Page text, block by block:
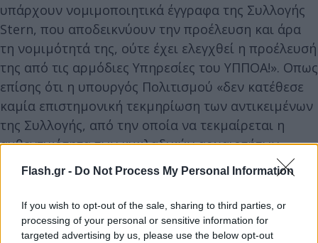
Flash.gr - Do Not Process My Personal Information
If you wish to opt-out of the sale, sharing to third parties, or
processing of your personal or sensitive information for
targeted advertising by us, please use the below opt-out
υπάρχουν νομιμοποιητικά έγγραφα της Συλλογής
Stern, που αποδεικνύουν την προέλευση και άρα
τη νομιμότητά της, ούτε έχει ελεγχθεί η προέλευσή
της από τις αρμόδιες Υπηρεσίες του ΥΠΠΟΑ!». Οπως
επίσης ότι η υπουργός Πολιτισμού «δεν κατέθεσε
καμία επιστημονική τεκμηρίωση των αντικειμένων
της Συλλογής, από την οποία να τεκμαίρεται η
αυθεντικότητα των κυκλαδικών αρχαιοτήτων».